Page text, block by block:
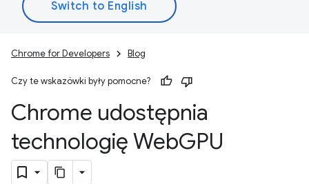
Chrome for Developers Blog
Czy te wskazówki były pomocne?
Chrome udostępnia
technologię WebGPU